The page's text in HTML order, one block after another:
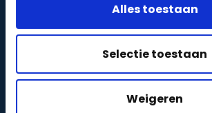
Alles toestaan
Selectie toestaan
Weigeren
Camerabewaking
Toegangscontrole